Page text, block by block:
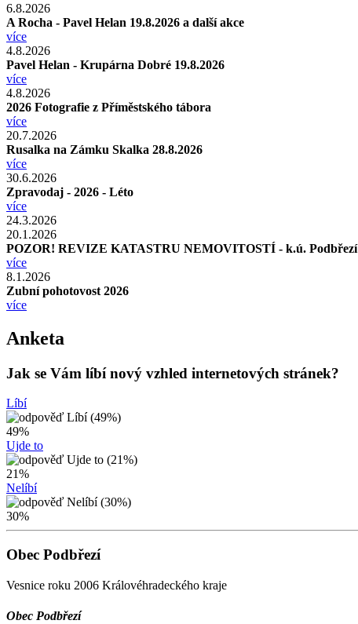
6.8.2026
A Rocha - Pavel Helan 19.8.2026 a další akce
více
4.8.2026
Pavel Helan - Krupárna Dobré 19.8.2026
více
4.8.2026
2026 Fotografie z Příměstského tábora
více
20.7.2026
Rusalka na Zámku Skalka 28.8.2026
více
30.6.2026
Zpravodaj - 2026 - Léto
více
24.3.2026
20.1.2026
POZOR! REVIZE KATASTRU NEMOVITOSTÍ - k.ú. Podbřezí
více
8.1.2026
Zubní pohotovost 2026
více
Anketa
Jak se Vám líbí nový vzhled internetových stránek?
Líbí
49%
Ujde to
21%
Nelíbí
30%
Obec Podbřezí
Vesnice roku 2006 Královéhradeckého kraje
Obec Podbřezí